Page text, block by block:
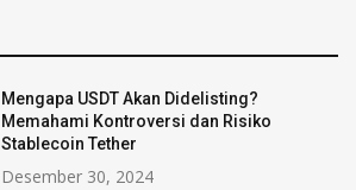
Mengapa USDT Akan Didelisting?
Memahami Kontroversi dan Risiko
Stablecoin Tether
Desember 30, 2024